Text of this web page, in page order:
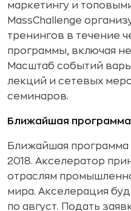
маркетингу и
MassChallenge
тренингов в течение
программы, включая
Масштаб событий
лекций и сетевых
семинаров.
Ближайшая программа
Ближайшая программа
2018. Акселератор
отраслям
мира. Акселерация
по август. Подать